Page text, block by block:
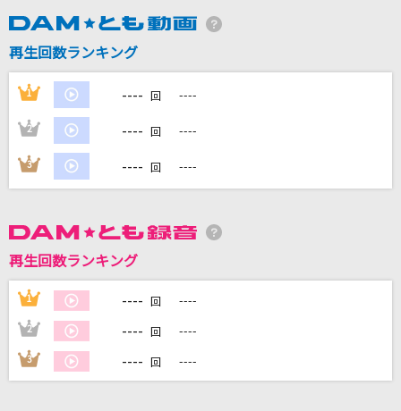
HANA
カラオケ最新情報をチェック！
再生回数ランキング
1 ---- 回 ----
2 ---- 回 ----
3 ---- 回 ----
再生回数ランキング
1 ---- 回 ----
2 ---- 回 ----
3 ---- 回 ----